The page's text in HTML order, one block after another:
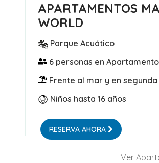
APARTAMENTOS
WORLD
Parque Acuático
6 personas en Apartamento
Frente al mar y en segunda
Niños hasta 16 años
RESERVA AHORA
Ver